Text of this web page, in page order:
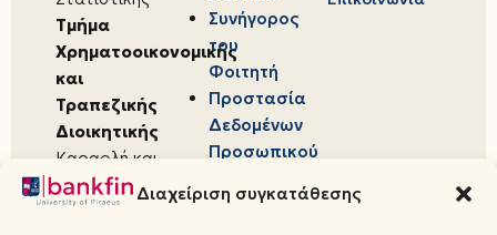
Διαχείριση συγκατάθεσης
Τμήμα
Χρηματοοικονομικής
και
Τραπεζικής
Διοικητικής
Καραολή και
Δημητρίου 80,
18534,
Συνήγορος
του
Φοιτητή
Προστασία
Δεδομένων
Προσωπικού